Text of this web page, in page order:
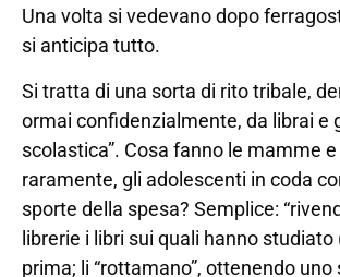
Una volta si vedevano dopo
si anticipa tutto.
Si tratta di una sorta di rito tribale,
ormai confidenzialmente, da librai e
scolastica”. Cosa fanno le mamme e
raramente, gli adolescenti in coda
sporte della spesa? Semplice:
librerie i libri sui quali hanno studiato
prima; li “rottamano”, ottenendo uno